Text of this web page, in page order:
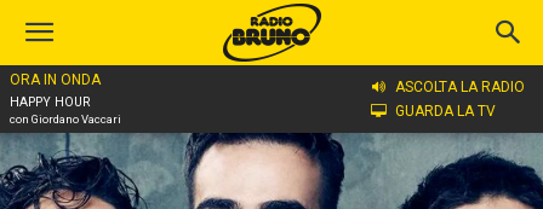
ORA IN ONDA
HAPPY HOUR
con Giordano Vaccari
ASCOLTA LA RADIO
GUARDA LA TV
Home